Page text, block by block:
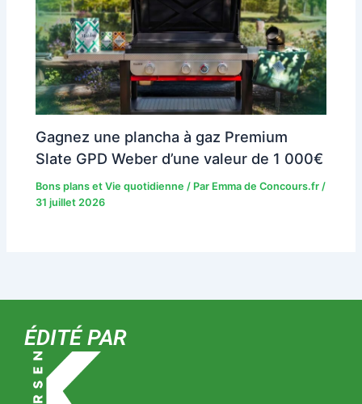
Gagnez une plancha à gaz Premium
Slate GPD Weber d’une valeur de 1 000€
Bons plans et Vie quotidienne / Par Emma de Concours.fr/
31 juillet 2026
ÉDITÉ PAR